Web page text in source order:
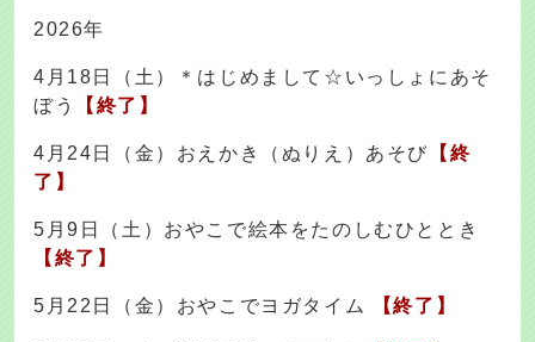
2026年
4月18日（土）＊はじめまして☆いっしょにあそ
ぼう
【終了】
4月24日（金）おえかき（ぬりえ）あそび
【終
了】
5月9日（土）おやこで絵本をたのしむひととき
【終了】
5月22日（金）おやこでヨガタイム 【終了】